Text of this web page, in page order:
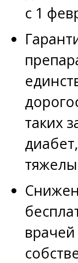
с 1
таких